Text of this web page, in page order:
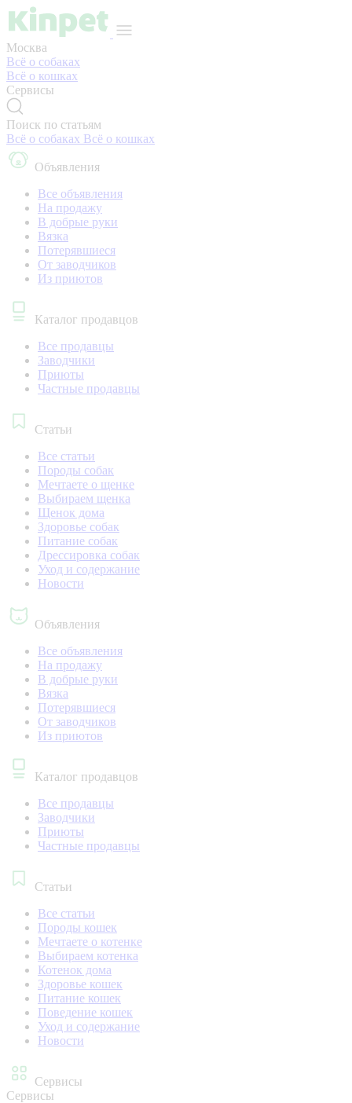
Москва
Всё о собаках
Всё о кошках
Сервисы
Поиск по статьям
Всё о собаках Всё о кошках
Объявления
Все объявления
На продажу
В добрые руки
Вязка
Потерявшиеся
От заводчиков
Из приютов
Каталог продавцов
Все продавцы
Заводчики
Приюты
Частные продавцы
Статьи
Все статьи
Породы собак
Мечтаете о щенке
Выбираем щенка
Щенок дома
Здоровье собак
Питание собак
Дрессировка собак
Уход и содержание
Новости
Объявления
Все объявления
На продажу
В добрые руки
Вязка
Потерявшиеся
От заводчиков
Из приютов
Каталог продавцов
Все продавцы
Заводчики
Приюты
Частные продавцы
Статьи
Все статьи
Породы кошек
Мечтаете о котенке
Выбираем котенка
Котенок дома
Здоровье кошек
Питание кошек
Поведение кошек
Уход и содержание
Новости
Сервисы
Сервисы